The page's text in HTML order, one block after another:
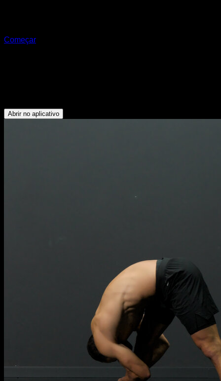
Começar
Abrir no aplicativo